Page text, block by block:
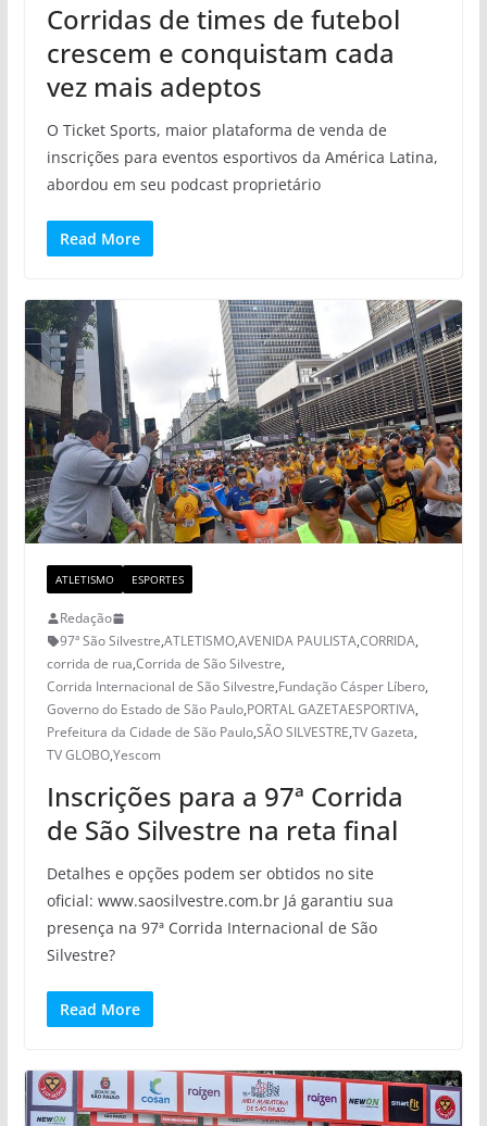
Corridas de times de futebol
crescem e conquistam cada
vez mais adeptos
O Ticket Sports, maior plataforma de venda de
inscrições para eventos esportivos da América Latina,
abordou em seu podcast proprietário
Read More
ATLETISMO ESPORTES
Redação
97ª São Silvestre,ATLETISMO,AVENIDA PAULISTA,CORRIDA,
corrida de rua,Corrida de São Silvestre,
Corrida Internacional de São Silvestre,Fundação Cásper Líbero,
Governo do Estado de São Paulo,PORTAL GAZETAESPORTIVA,
Prefeitura da Cidade de São Paulo,SÃO SILVESTRE,TV Gazeta,
TV GLOBO,Yescom
Inscrições para a 97ª Corrida
de São Silvestre na reta final
Detalhes e opções podem ser obtidos no site
oficial: www.saosilvestre.com.br Já garantiu sua
presença na 97ª Corrida Internacional de São
Silvestre?
Read More